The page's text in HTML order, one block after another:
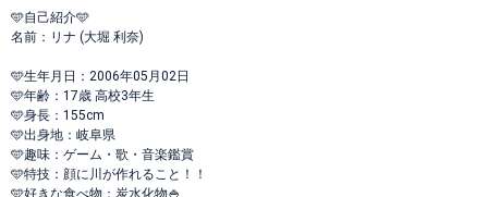
️🩵自己紹介️🩵
️名前：リナ (大堀 利奈)
️🩵生年月日：2006年05月02日
️🩵年齢：17歳 高校3年生
️🩵身長：155cm
️🩵出身地：岐阜県
️🩵趣味：ゲーム・歌・音楽鑑賞
️🩵特技：顔に川が作れること！！
️🩵好きな食べ物：炭水化物🍚